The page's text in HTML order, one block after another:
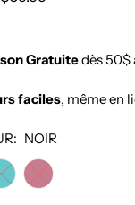
Gratuitedès 50$
faciles, même en
NOIR